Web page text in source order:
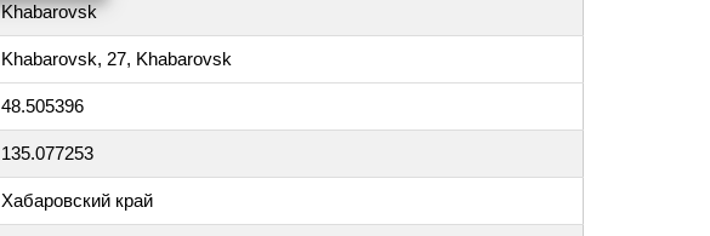
Khabarovsk
Khabarovsk, 27, Khabarovsk
48.505396
135.077253
Хабаровский край